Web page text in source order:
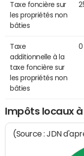
Taxe foncière sur
les propriétés non
bâties
Taxe
additionnelle à la
taxe foncière sur
les propriétés non
bâties
Impôts locaux
(Source : JDN